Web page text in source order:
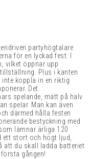
partyhögtalare
för en lyckad fest. I
vilket öppnar upp
Plus i kanten
koppla in en riktig
Det
spelande, mätt på halv
spelar. Man kan även
därmed hålla festen
bestyckning med
lämnar ärliga 120
ett stort och högt ljud,
att du skall ladda batteriet
gången!